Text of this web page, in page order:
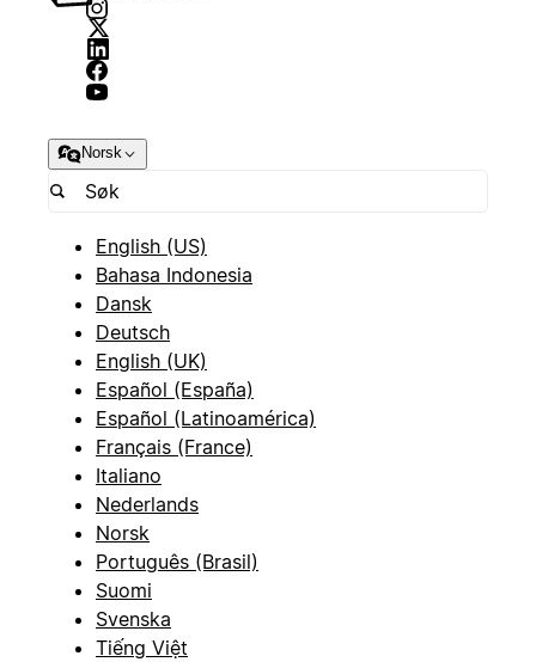
Norsk
English (US)
Bahasa Indonesia
Dansk
Deutsch
English (UK)
Español (España)
Español (Latinoamérica)
Français (France)
Italiano
Nederlands
Norsk
Português (Brasil)
Suomi
Svenska
Tiếng Việt